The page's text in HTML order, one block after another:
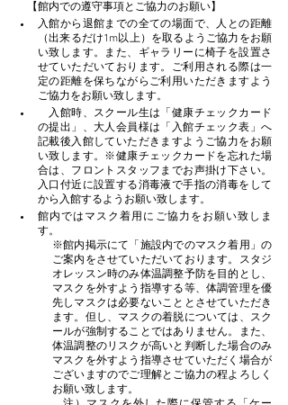
【館内での遵守事項とご協力のお願い】
入館から退館までの全ての場面で、人との距離
（出来るだけ1m以上）を取るようご協力をお願
い致します。また、ギャラリーに椅子を設置さ
せていただいております。ご利用される際は一
定の距離を保ちながらご利用いただきますよう
ご協力をお願い致します。
入館時、スクール生は「健康チェックカード
の提出」、大人会員様は「入館チェック表」へ
記載後入館していただきますようご協力をお願
い致します。※健康チェックカードを忘れた場
合は、フロントスタッフまでお声掛け下さい。
入口付近に設置する消毒液で手指の消毒をして
から入館するようお願い致します。
館内ではマスク着用にご協力をお願い致しま
す。
※館内掲示にて「施設内でのマスク着用」の
ご案内をさせていただいております。スタジ
オレッスン時のみ体温調整予防を目的とし、
マスクを外すよう指導する等、体調管理を優
先しマスクは必要ないこととさせていただき
ます。但し、マスクの着脱については、スク
ールが強制することではありません。また、
体温調整のリスクが高いと判断した場合のみ
マスクを外すよう指導させていただく場合が
ございますのでご理解とご協力の程よろしく
お願い致します。